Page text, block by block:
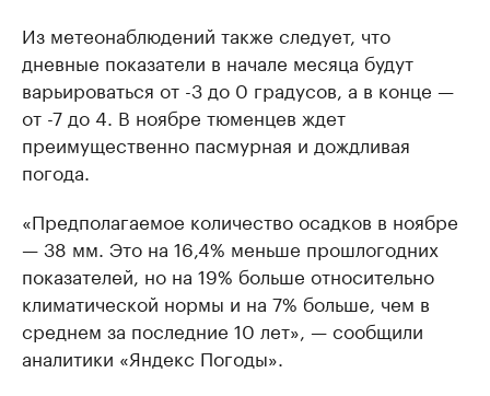
Из метеонаблюдений также следует, что
дневные показатели в начале месяца будут
варьироваться от -3 до 0 градусов, а в конце —
от -7 до 4. В ноябре тюменцев ждет
преимущественно пасмурная и дождливая
погода.
«Предполагаемое количество осадков в ноябре
— 38 мм. Это на 16,4% меньше прошлогодних
показателей, но на 19% больше относительно
климатической нормы и на 7% больше, чем в
среднем за последние 10 лет», — сообщили
аналитики «Яндекс Погоды».